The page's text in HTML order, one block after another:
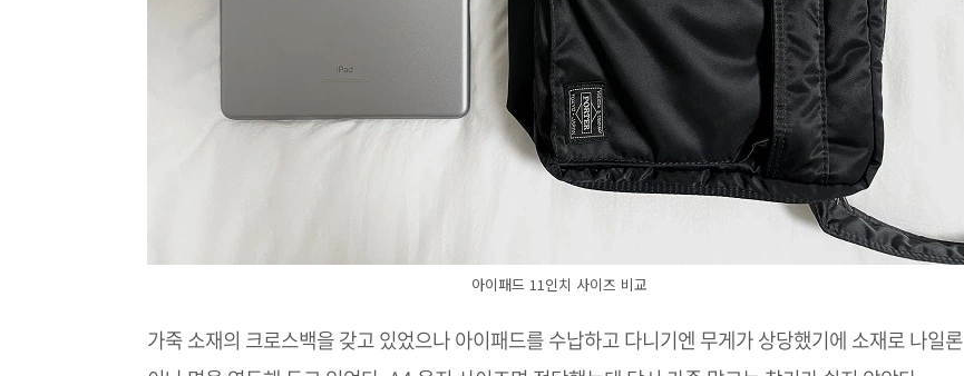
아이패드 11인치 사이즈 비교
가죽 소재의 크로스백을 갖고 있었으나 아이패드를 수납하고 다니기엔 무게가 상당했기에 소재로 나일론